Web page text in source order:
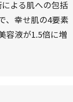
よる肌への包括
、幸せ肌の4要素
容液が1.5倍に増